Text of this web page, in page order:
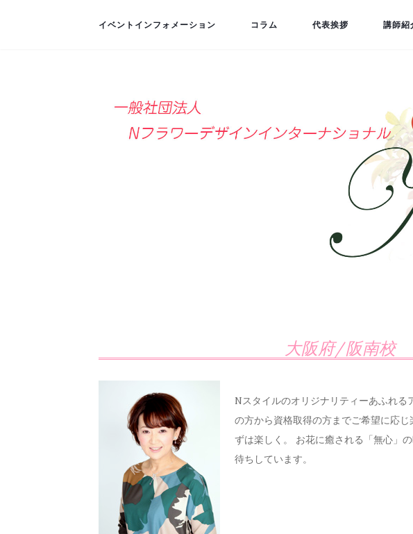
イベントインフォメーション コラム 代表挨拶 講師紹
大阪府/阪南校
Nスタイルのオリジナリティーあふれる
の方から資格取得の方までご希望に応
ずは楽しく。 お花に癒される「無心」
待ちしています。